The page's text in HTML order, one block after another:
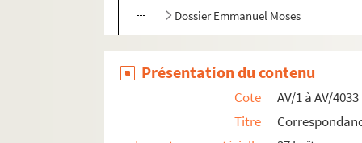
Dossier Emmanuel Moses
Dossier Jacques Moulin
Dossier Valérie Moumina
Dossier Michel Mourot
Présentation du contenu
Cote
AV/1 à AV/4033
Titre